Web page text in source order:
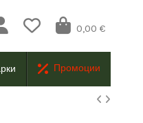
0,00 €
Промоции